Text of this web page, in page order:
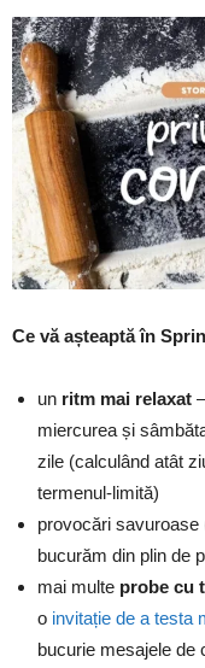
Ce vă așteaptă în
un ritm mai relaxat
miercurea și
zile (calculând atât
termenul-limită)
provocări savuroase
bucurăm din plin de
mai multe probe cu
o invitație de a testa
bucurie mesajele de